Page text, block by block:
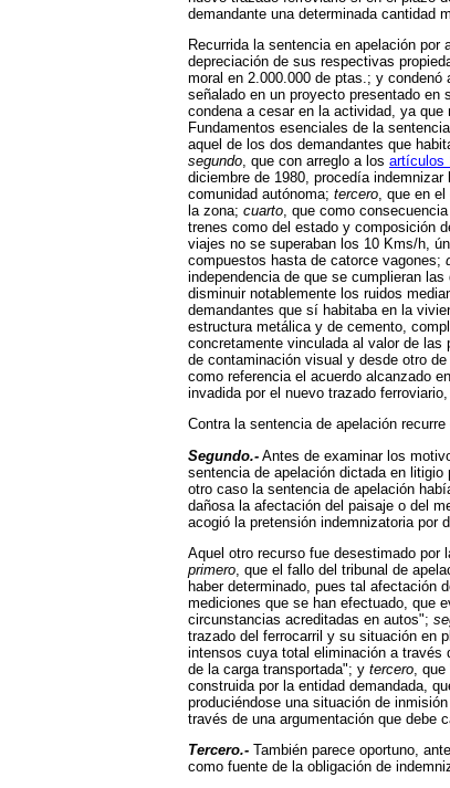
demandante una determinada cantidad
Recurrida la sentencia en apelación
depreciación de sus respectivas
moral en 2.000.000 de ptas.; y
señalado en un proyecto presentado
condena a cesar en la actividad, ya que
Fundamentos esenciales de la
aquel de los dos demandantes que
segundo , que con arreglo a los artículos
diciembre de 1980, procedía
comunidad autónoma; tercero , que en
la zona; cuarto , que como
trenes como del estado y composición
viajes no se superaban los 10 Kms/h,
compuestos hasta de catorce vagones;
independencia de que se cumplieran
disminuir notablemente los ruidos
demandantes que sí habitaba en la
estructura metálica y de cemento,
concretamente vinculada al valor de las
de contaminación visual y desde otro
como referencia el acuerdo alcanzado
invadida por el nuevo trazado
Contra la sentencia de apelación
Segundo.- Antes de examinar los
sentencia de apelación dictada en
otro caso la sentencia de apelación
dañosa la afectación del paisaje o del
acogió la pretensión indemnizatoria por
Aquel otro recurso fue desestimado por
primero , que el fallo del tribunal de
haber determinado, pues tal afectación
mediciones que se han efectuado, que
circunstancias acreditadas en autos";
trazado del ferrocarril y su situación en
intensos cuya total eliminación a través
de la carga transportada"; y tercero ,
construida por la entidad demandada,
produciéndose una situación de
través de una argumentación que debe
Tercero.- También parece oportuno,
como fuente de la obligación de